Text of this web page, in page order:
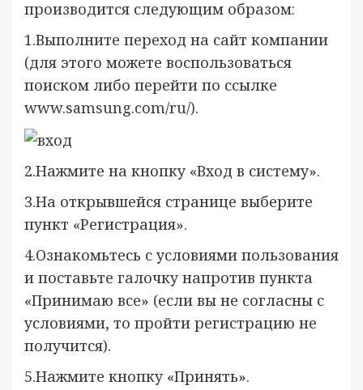
производится следующим образом:
1.Выполните переход на сайт компании
(для этого можете воспользоваться
поиском либо перейти по ссылке
www.samsung.com/ru/).
2.Нажмите на кнопку «Вход в систему».
3.На открывшейся странице выберите
пункт «Регистрация».
4.Ознакомьтесь с условиями пользования
и поставьте галочку напротив пункта
«Принимаю все» (если вы не согласны с
условиями, то пройти регистрацию не
получится).
5.Нажмите кнопку «Принять».